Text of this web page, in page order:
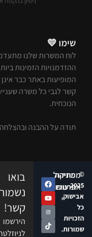
שימו 💛
לוח המשרות שלנו
ההזדמנויות הזמינות
המופיעות באתר כבר אינן
קשר לגבי כל משרה
הנוכחית.
תודה על ההבנה
בואו
קשר!
הירשמו
©
2025
אבישוק,
כל
הזכויות
שמורות.
מפת
אתר
מחיקת
פרטים
ניהול
עוגיות